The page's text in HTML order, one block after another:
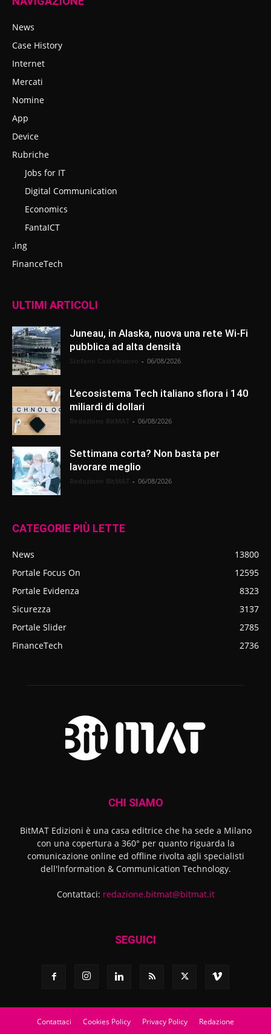
News
Case History
Internet
Mercati
Nomine
App
Device
Rubriche
Jobs for IT
Digital Communication
Economics
FantaICT
.ing
FinanceTech
ULTIMI ARTICOLI
Juneau, in Alaska, nuova una rete Wi-Fi
pubblica ad alta densità
- 06/08/2026
L’ecosistema Tech italiano sfiora i 140
miliardi di dollari
- 06/08/2026
Settimana corta? Non basta per
lavorare meglio
- 06/08/2026
CATEGORIE PIÙ LETTE
News
13800
Portale Focus On
12595
Portale Evidenza
8323
Sicurezza
3137
Portale Slider
2785
FinanceTech
2736
CHI SIAMO
BitMAT Edizioni è una casa editrice che ha sede a Milano
con una copertura a 360° per quanto riguarda la
comunicazione online ed offline rivolta agli specialisti
dell'lnformation & Communication Technology.
Contattaci: redazione.bitmat@bitmat.it
SEGUICI
Contattaci Cookies Policy Privacy Policy Redazione